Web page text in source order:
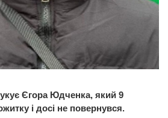
Єгора Юдченка, який 9
і досі не повернувся.